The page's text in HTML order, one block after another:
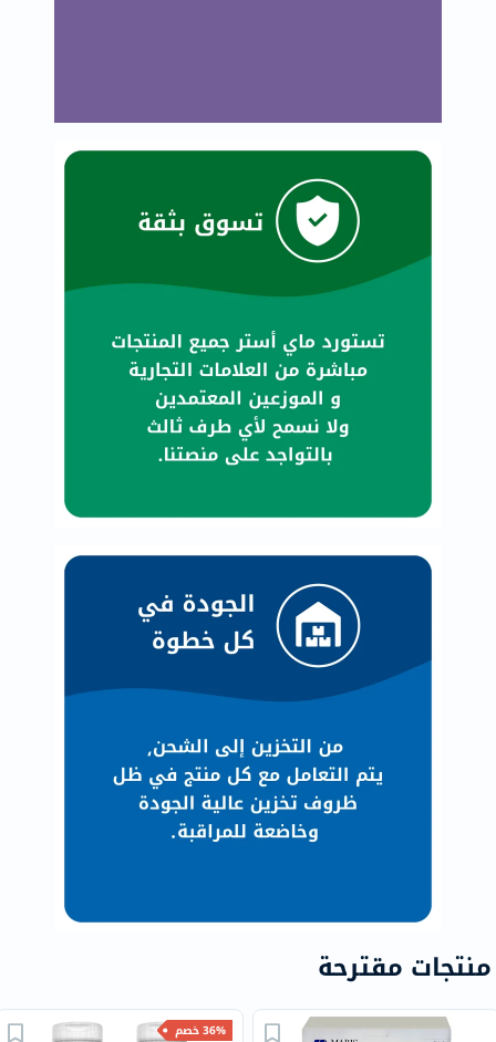
منتجات مقترحة
36% خصم